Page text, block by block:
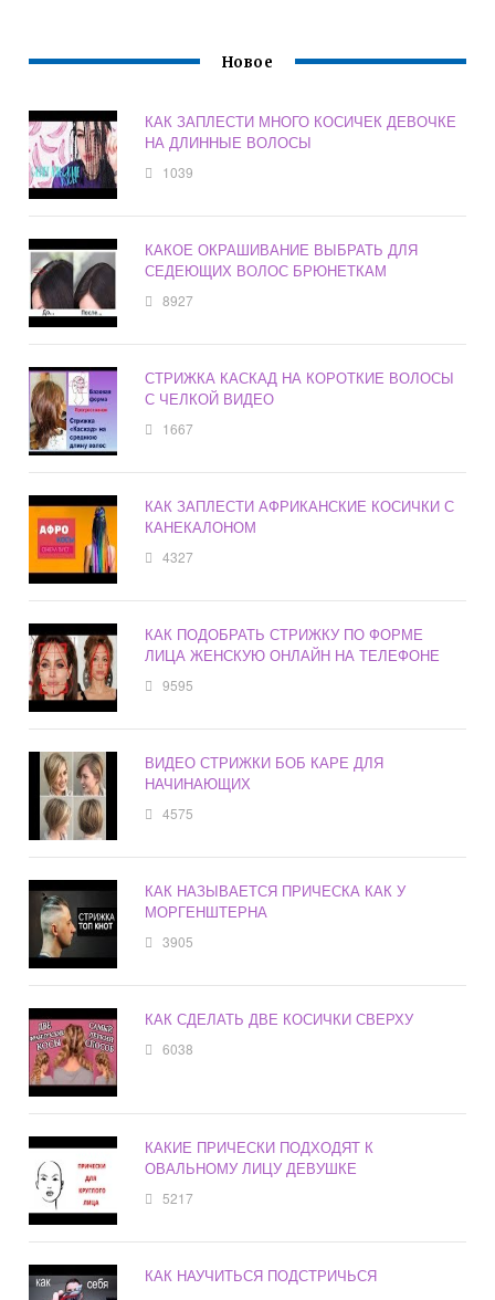
Новое
КАК ЗАПЛЕСТИ МНОГО КОСИЧЕК ДЕВОЧКЕ
НА ДЛИННЫЕ ВОЛОСЫ
1039
КАКОЕ ОКРАШИВАНИЕ ВЫБРАТЬ ДЛЯ
СЕДЕЮЩИХ ВОЛОС БРЮНЕТКАМ
8927
СТРИЖКА КАСКАД НА КОРОТКИЕ ВОЛОСЫ
С ЧЕЛКОЙ ВИДЕО
1667
КАК ЗАПЛЕСТИ АФРИКАНСКИЕ КОСИЧКИ С
КАНЕКАЛОНОМ
4327
КАК ПОДОБРАТЬ СТРИЖКУ ПО ФОРМЕ
ЛИЦА ЖЕНСКУЮ ОНЛАЙН НА ТЕЛЕФОНЕ
9595
ВИДЕО СТРИЖКИ БОБ КАРЕ ДЛЯ
НАЧИНАЮЩИХ
4575
КАК НАЗЫВАЕТСЯ ПРИЧЕСКА КАК У
МОРГЕНШТЕРНА
3905
КАК СДЕЛАТЬ ДВЕ КОСИЧКИ СВЕРХУ
6038
КАКИЕ ПРИЧЕСКИ ПОДХОДЯТ К
ОВАЛЬНОМУ ЛИЦУ ДЕВУШКЕ
5217
КАК НАУЧИТЬСЯ ПОДСТРИЧЬСЯ